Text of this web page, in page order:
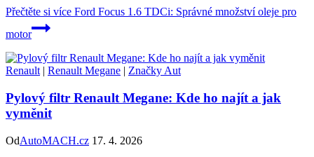
Přečtěte si více Ford Focus 1.6 TDCi: Správné množství oleje pro
motor
Renault | Renault Megane | Značky Aut
Pylový filtr Renault Megane: Kde ho najít a jak
vyměnit
OdAutoMACH.cz 17. 4. 2026